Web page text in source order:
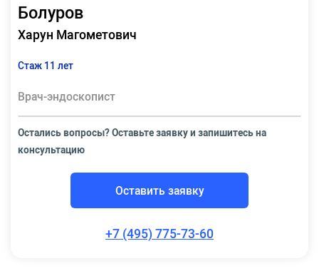
Болуров
Харун Магометович
Стаж 11 лет
Врач-эндоскопист
Остались вопросы? Оставьте заявку и запишитесь на
консультацию
Оставить заявку
+7 (495) 775-73-60